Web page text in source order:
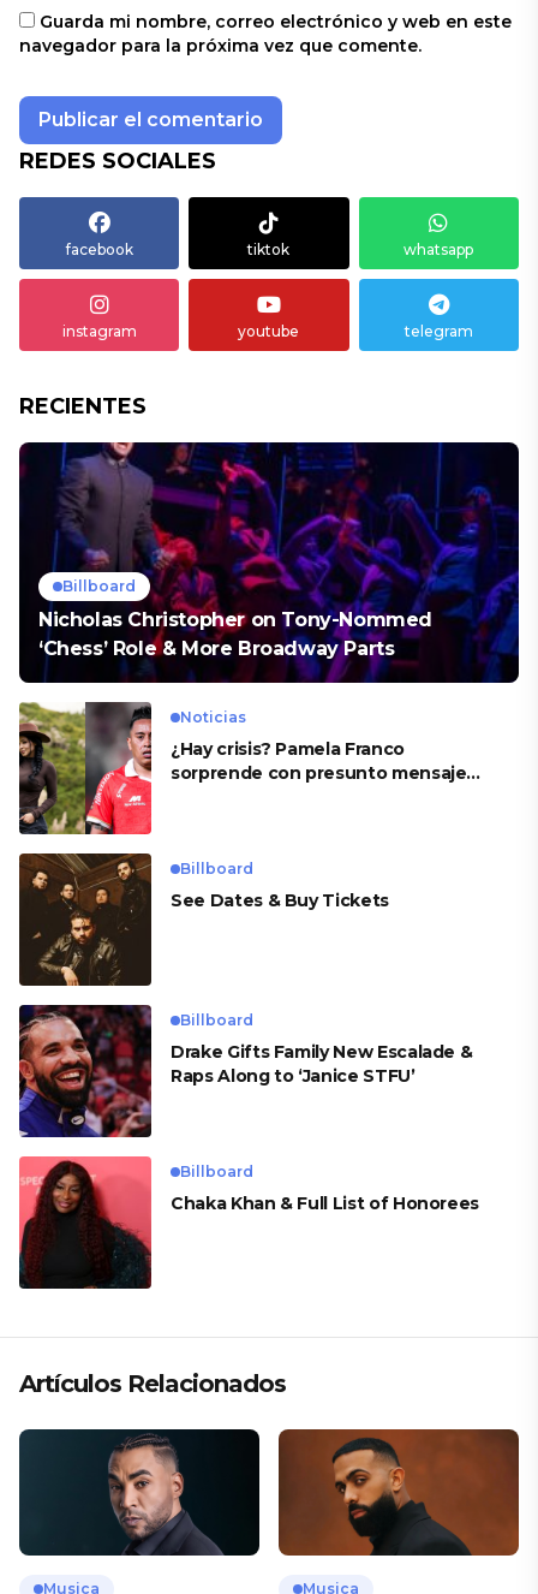
Guarda mi nombre, correo electrónico y web en este
navegador para la próxima vez que comente.
REDES SOCIALES
facebook tiktok whatsapp
instagram youtube telegram
RECIENTES
Billboard
Nicholas Christopher on Tony-Nommed
‘Chess’ Role & More Broadway Parts
Noticias
¿Hay crisis? Pamela Franco
sorprende con presunto mensaje
Billboard
See Dates & Buy Tickets
Billboard
Drake Gifts Family New Escalade &
Raps Along to ‘Janice STFU’
Billboard
Chaka Khan & Full List of Honorees
Artículos Relacionados
Musica Musica